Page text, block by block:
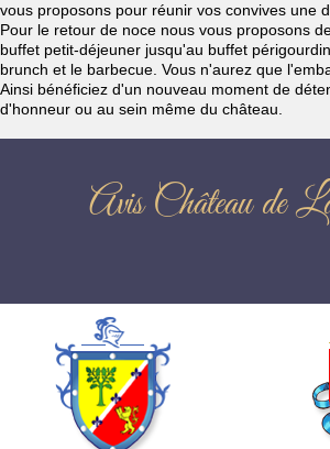
vous proposons pour réunir vos convives une
Pour le retour de noce nous vous proposons
buffet petit-déjeuner jusqu'au buffet
brunch et le barbecue. Vous n'aurez que
Ainsi bénéficiez d'un nouveau moment de
d'honneur ou au sein même du château.
Avis Château de